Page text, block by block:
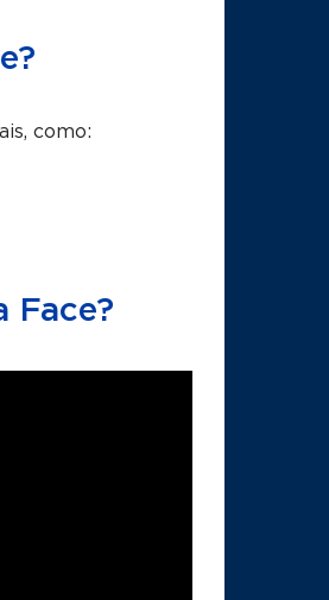
como:
Face?